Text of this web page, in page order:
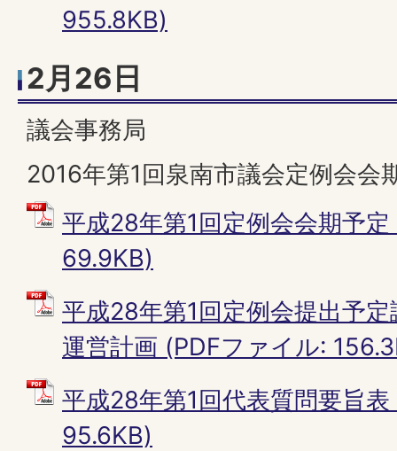
955.8KB)
2月26日
議会事務局
2016年第1回泉南市議会定例会会
平成28年第1回定例会会期予
69.9KB)
平成28年第1回定例会提出予
運営計画 (PDFファイル:
平成28年第1回代表質問要旨
95.6KB)